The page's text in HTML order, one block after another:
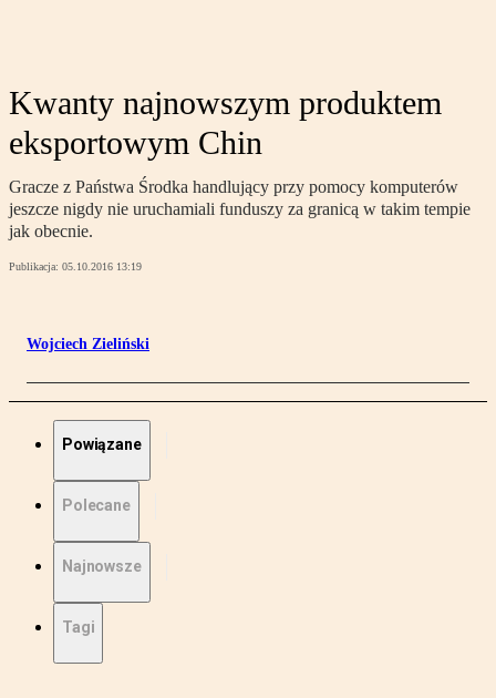
Kwanty najnowszym produktem
eksportowym Chin
Gracze z Państwa Środka handlujący przy pomocy komputerów
jeszcze nigdy nie uruchamiali funduszy za granicą w takim tempie
jak obecnie.
Publikacja: 05.10.2016 13:19
Wojciech Zieliński
Powiązane
Polecane
Najnowsze
Tagi